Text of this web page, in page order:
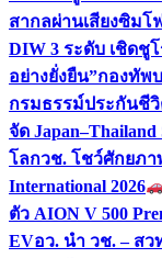
สากลผ่านเสียงซิมโ
DIW 3 ระดับ เชิด
อย่างยั่งยืน”กองทัพ
กรมธรรม์ประกันชี
จัด
โลกวช. โชว์ศักยภา
International 2026
ตัว AION V 500
EVอว. นำ วช. – ส